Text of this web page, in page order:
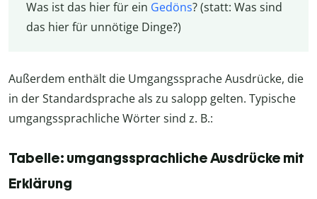
Was ist das hier für ein Gedöns? (statt: Was sind
das hier für unnötige Dinge?)
Außerdem enthält die Umgangssprache Ausdrücke, die
in der Standardsprache als zu salopp gelten. Typische
umgangssprachliche Wörter sind z. B.:
Tabelle: umgangssprachliche Ausdrücke mit
Erklärung